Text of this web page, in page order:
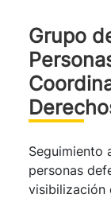
Grupo
Seguimiento
personas
visibilización